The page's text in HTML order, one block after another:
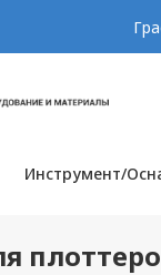
Инструмент/